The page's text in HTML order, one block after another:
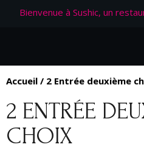
Bienvenue à Sushic, un
Accueil / 2 Entrée deuxième
2 ENTRÉE
CHOIX